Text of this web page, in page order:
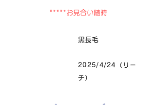
*****お見合い随時
黒長毛
2025/4/24（リー
チ）